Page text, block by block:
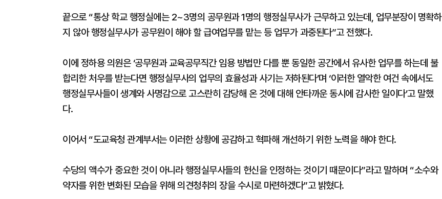
끝으로 “통상 학교 행정실에는 2~3명의 공무원과 1명의 행정실무사가 근무하고 있는데, 업무분장이 명확하
지 않아 행정실무사가 공무원이 해야 할 급여업무를 맡는 등 업무가 과중된다”고 전했다.
이에 정하용 의원은 ‘공무원과 교육공무직간 임용 방법만 다를 뿐 동일한 공간에서 유사한 업무를 하는데 불
합리한 처우를 받는다면 행정실무사의 업무의 효율성과 사기는 저하된다’며 ‘이러한 열악한 여건 속에서도
행정실무사들이 생계와 사명감으로 고스란히 감당해 온 것에 대해 안타까운 동시에 감사한 일이다’고 말했
다.
이어서 “도교육청 관계부서는 이러한 상황에 공감하고 혁파해 개선하기 위한 노력을 해야 한다.
수당의 액수가 중요한 것이 아니라 행정실무사들의 헌신을 인정하는 것이기 때문이다”라고 말하며 “소수와
약자를 위한 변화된 모습을 위해 의견청취의 장을 수시로 마련하겠다”고 밝혔다.